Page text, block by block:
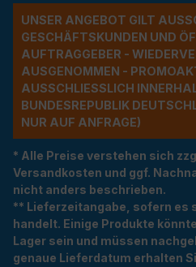
UNSER ANGEBOT GILT
ESCHÄFTSKUNDEN UND
UFTRAGGEBER -
USGENOMMEN -
USSCHLIESSLICH INNERHALB
NDESREPUBLIK
R AUF ANFRAGE)
* Alle Preise verstehen sich
Versandkosten und ggf.
nicht anders beschrieben.
** Lieferzeitangabe, sofern es
handelt. Einige Produkte
Lager sein und müssen
genaue Lieferdatum erhalten